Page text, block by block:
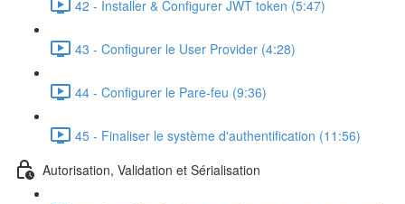
42 - Installer & Configurer JWT token (5:47)
43 - Configurer le User Provider (4:28)
44 - Configurer le Pare-feu (9:36)
45 - Finaliser le système d'authentification (11:56)
Autorisation, Validation et Sérialisation